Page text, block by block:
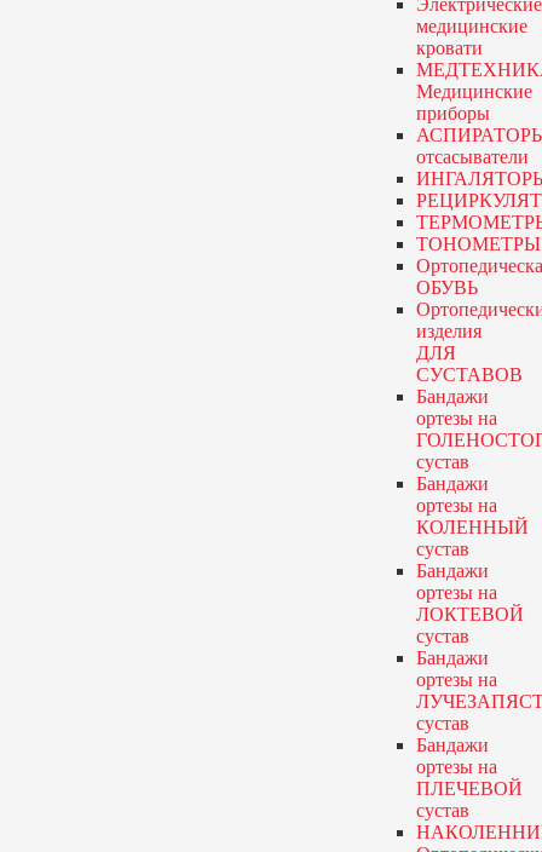
Электрические
медицинские
кровати
Медицинские
приборы
отсасыватели
ТОНОМЕТРЫ
ОБУВЬ
изделия
ДЛЯ
СУСТАВОВ
Бандажи
ортезы на
сустав
Бандажи
ортезы на
КОЛЕННЫЙ
сустав
Бандажи
ортезы на
ЛОКТЕВОЙ
сустав
Бандажи
ортезы на
сустав
Бандажи
ортезы на
ПЛЕЧЕВОЙ
сустав